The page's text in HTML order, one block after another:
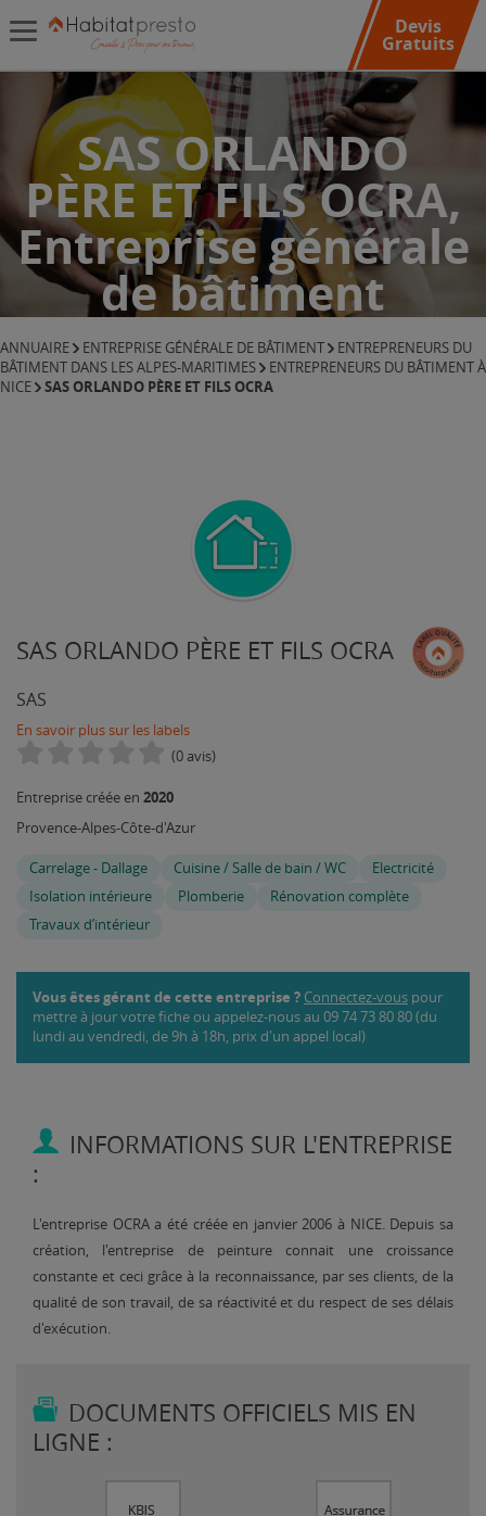
Devis
Gratuits
SAS ORLANDO
PÈRE ET FILS OCRA,
Entreprise générale
de bâtiment
ANNUAIRE ENTREPRISE GÉNÉRALE DE BÂTIMENT
ENTREPRENEURS DU
BÂTIMENT DANS LES ALPES-MARITIMES
ENTREPRENEURS DU BÂTIMENT À
NICE
SAS ORLANDO PÈRE ET FILS OCRA
SAS ORLANDO PÈRE ET FILS OCRA
SAS
En savoir plus sur les labels
(0 avis)
Entreprise créée en 2020
Provence-Alpes-Côte-d'Azur
Carrelage - Dallage Cuisine / Salle de bain / WC
Electricité
Isolation intérieure
Plomberie
Rénovation complète
Travaux d’intérieur
Vous êtes gérant de cette entreprise ? Connectez-vous pour
mettre à jour votre fiche ou appelez-nous au 09 74 73 80 80 (du
lundi au vendredi, de 9h à 18h, prix d'un appel local)
INFORMATIONS SUR L'ENTREPRISE
:
L'entreprise OCRA a été créée en janvier 2006 à NICE. Depuis sa
création, l'entreprise de peinture connait une croissance
constante et ceci grâce à la reconnaissance, par ses clients, de la
qualité de son travail, de sa réactivité et du respect de ses délais
d'exécution.
DOCUMENTS OFFICIELS MIS EN
LIGNE :